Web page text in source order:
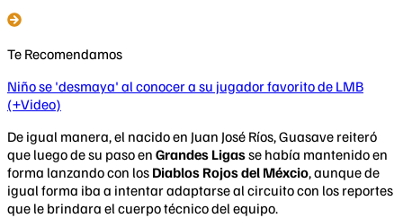
Te Recomendamos
Niño se 'desmaya' al conocer a su jugador favorito de LMB
(+Video)
De igual manera, el nacido en Juan José Ríos, Guasave reiteró
que luego de su paso en Grandes Ligasse había mantenido en
forma lanzando con los Diablos Rojos del Méxcio, aunque de
igual forma iba a intentar adaptarse al circuito con los reportes
que le brindara el cuerpo técnico del equipo.